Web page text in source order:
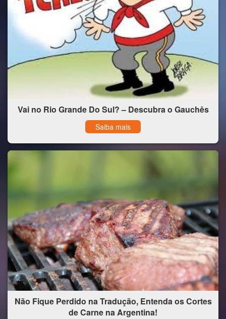
Vai no Rio Grande Do Sul? – Descubra o Gauchês
Saiba mais
Não Fique Perdido na Tradução, Entenda os Cortes
de Carne na Argentina!